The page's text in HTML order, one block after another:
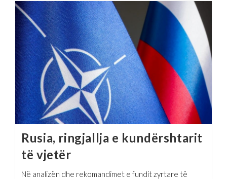
Transatlanticism
Just
Published
Rusia, ringjallja e kundërshtarit
të vjetër
Në analizën dhe rekomandimet e fundit zyrtare të